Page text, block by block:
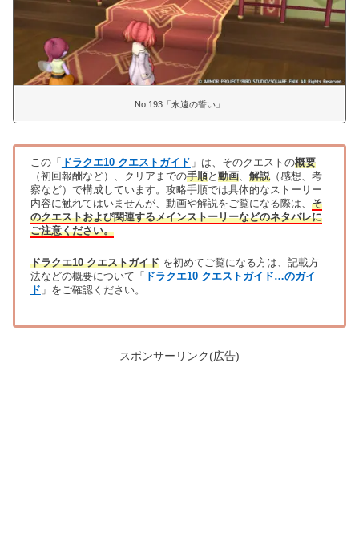
No.193「永遠の誓い」
この「 ドラクエ10 クエストガイド 」は、そのクエストの概要
（初回報酬など）、クリアまでの手順と 動画、 解説（感想、考
察など）で構成しています。攻略手順では具体的なストーリー
内容に触れてはいませんが、動画や解説をご覧になる際は、 そ
のクエストおよび関連するメインストーリーなどのネタバレに
ご注意ください。
ドラクエ10 クエストガイドを初めてご覧になる方は、記載方
法などの概要について「
ドラクエ10 クエストガイド…のガイ
ド 」をご確認ください。
スポンサーリンク(広告)